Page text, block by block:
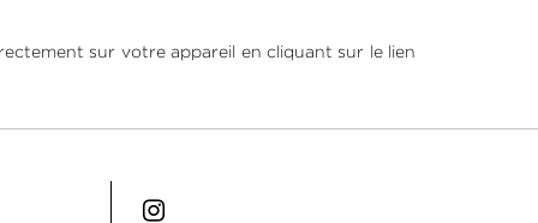
sur votre appareil en cliquant sur le lien